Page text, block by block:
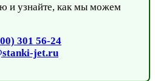
и узнайте, как мы можем
301 56-24
jet.ru